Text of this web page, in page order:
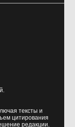
тексты и
цитирования
редакции.